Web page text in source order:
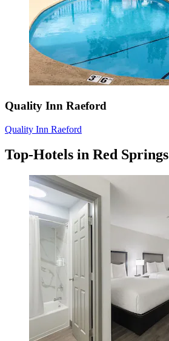
Quality Inn Raeford
Quality Inn Raeford
Top-Hotels in Red Springs